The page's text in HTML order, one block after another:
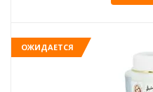
ОЖИДАЕТСЯ